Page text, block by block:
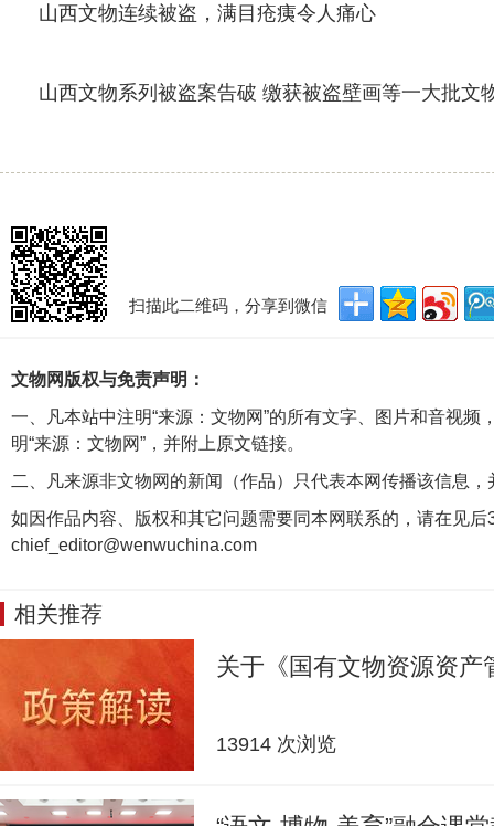
山西文物连续被盗，满目疮痍令人痛心
山西文物系列被盗案告破 缴获被盗壁画等一大批文
扫描此二维码，分享到微信
文物网版权与免责声明：
一、凡本站中注明“来源：文物网”的所有文字、图片和音视
明“来源：文物网”，并附上原文链接。
二、凡来源非文物网的新闻（作品）只代表本网传播该信息
如因作品内容、版权和其它问题需要同本网联系的，请在见后
chief_editor@wenwuchina.com
相关推荐
关于《国有文物资源资
13914 次浏览